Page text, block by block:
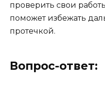
проверить свои
поможет избежать
протечкой.
Вопрос-ответ: